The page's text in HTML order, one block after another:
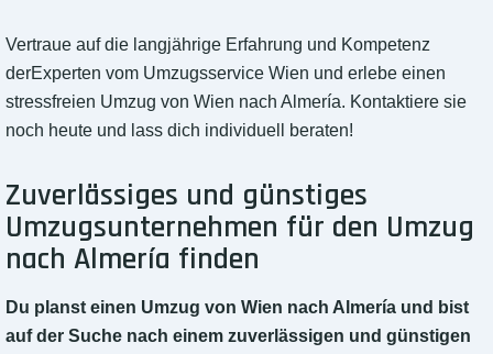
Vertraue auf die langjährige Erfahrung und Kompetenz
derExperten vom Umzugsservice Wien und erlebe einen
stressfreien Umzug von Wien nach Almería. Kontaktiere sie
noch heute und lass dich individuell beraten!
Zuverlässiges und günstiges
Umzugsunternehmen für den Umzug
nach Almería finden
Du planst einen Umzug von Wien nach Almería und bist
auf der Suche nach einem zuverlässigen und günstigen